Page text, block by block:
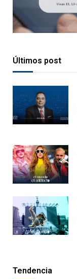
Últimos post
Tendencia